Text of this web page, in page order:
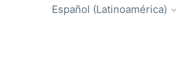
Español (Latinoamérica)